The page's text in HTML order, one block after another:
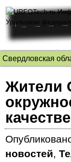
Свердловская
Жители
качестве
новостей,